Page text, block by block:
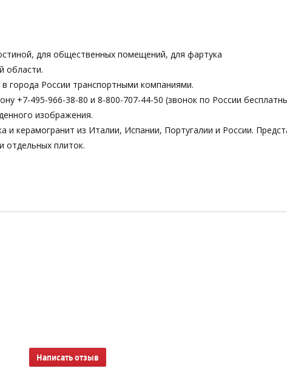
для общественных помещений, для фартука
области.
города России транспортными компаниями.
+7-495-966-38-80 и 8-800-707-44-50 (звонок по России
изображения.
и керамогранит из Италии, Испании, Португалии и России.
отдельных плиток.
Написать отзыв